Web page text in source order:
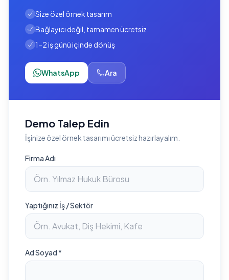
Size özel örnek tasarım
Bağlayıcı değil, tamamen ücretsiz
1-2 iş günü içinde dönüş
WhatsApp Ara
Demo Talep Edin
İşinize özel örnek tasarımı ücretsiz hazırlayalım.
Firma Adı
Yaptığınız İş / Sektör
Ad Soyad *